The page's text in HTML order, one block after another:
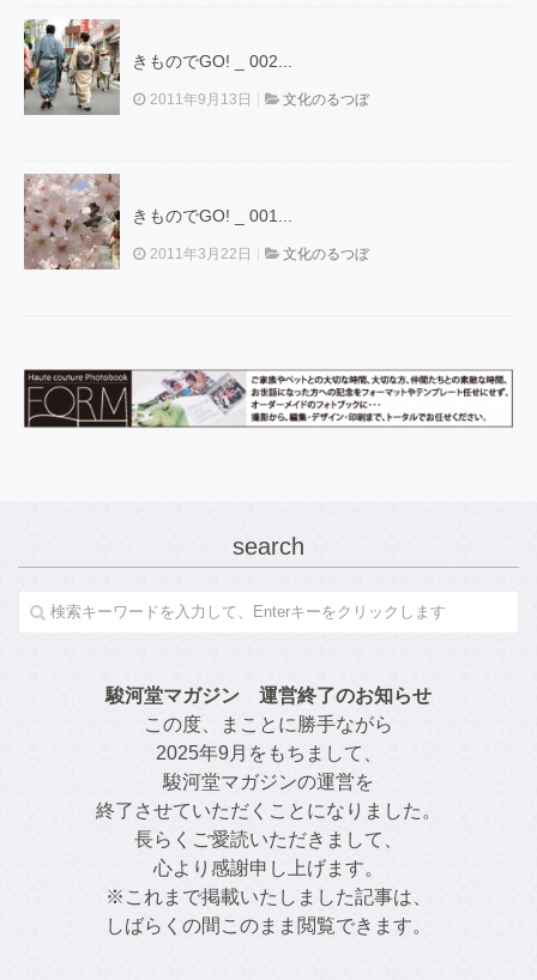
きものでGO! _ 002...
2011年9月13日 文化のるつぼ
きものでGO! _ 001...
2011年3月22日 文化のるつぼ
search
駿河堂マガジン　運営終了のお知らせ
この度、まことに勝手ながら
2025年9月をもちまして、
駿河堂マガジンの運営を
終了させていただくことになりました。
長らくご愛読いただきまして、
心より感謝申し上げます。
※これまで掲載いたしました記事は、
しばらくの間このまま閲覧できます。